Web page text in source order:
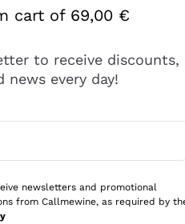
alternative che
cart of 69,00 €
to receive discounts,
news every day!
newsletters and promotional
from Callmewine, as required by